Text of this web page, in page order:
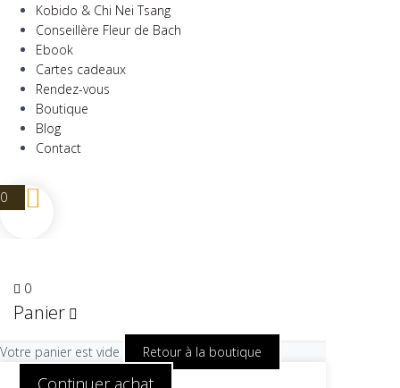
Kobido & Chi Nei Tsang
Conseillère Fleur de Bach
Ebook
Cartes cadeaux
Rendez-vous
Boutique
Blog
Contact
0
0
Panier
Votre panier est vide Retour à la boutique
Continuer achat